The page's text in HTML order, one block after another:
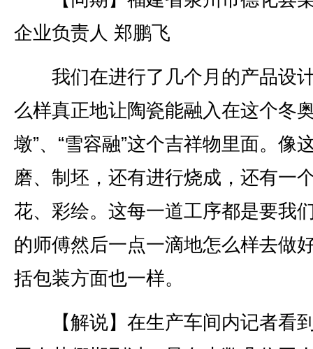
企业负责人 郑鹏飞
我们在进行了几个月的产品设
么样真正地让陶瓷能融入在这个冬
墩”、“雪容融”这个吉祥物里面。像
磨、制坯，还有进行烧成，还有一
花、彩绘。这每一道工序都是要我
的师傅然后一点一滴地怎么样去做
括包装方面也一样。
【解说】在生产车间内记者看